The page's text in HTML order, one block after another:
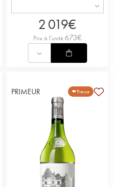
2 019€
Prix à l'unité 673€
PRIMEUR ❤ Presse